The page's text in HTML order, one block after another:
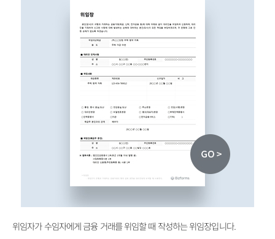
위임자가 수임자에게 금융 거래를 위임할 때 작성하는 위임장입니다.